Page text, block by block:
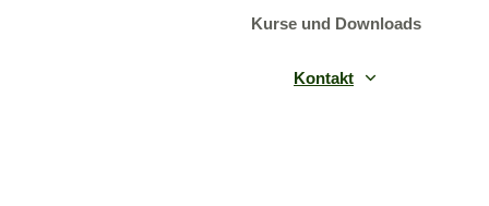
Kurse und Downloads
Kontakt